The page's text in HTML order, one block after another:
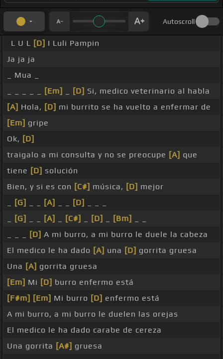
Autoscroll
L U L [D] I Luli Pampin
Ja ja ja
_ Mua _
[Em] [D] Si, medico veterinario al habla
[A] Hola, [D] mi burrito se ha vuelto a enfermar de
[Em] gripe
Ok, [D]
traigalo a mi consulta y no se preocupe [A] que
tiene [D] solución
Bien, y si es con [C#] música, [D] mejor
[G] [A] [D]
[G] [A] [C#] [D] [Bm]
[D] A mi burro, a mi burro le duele la cabeza
El medico le ha dado [A] una [D] gorrita gruesa
Una [A] gorrita gruesa
[Em] Mi [D] burro enfermo está
[F#m] [Em] Mi burro [D] enfermo está
A mi burro, a mi burro le duelen las orejas
El medico le ha dado carabe de cereza
Una gorrita [A#] gruesa